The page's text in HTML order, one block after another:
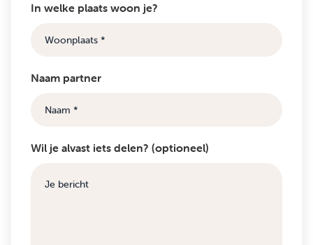
In welke plaats woon je?
Naam partner
Wil je alvast iets delen? (optioneel)